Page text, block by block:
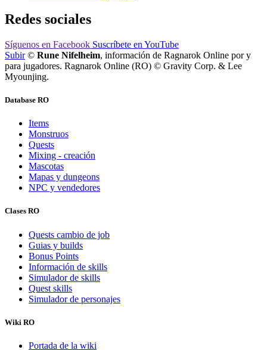
Redes sociales
Síguenos en Facebook Suscríbete en YouTube
Subir© Rune Nifelheim, información de Ragnarok Online por y
para jugadores. Ragnarok Online (RO) © Gravity Corp. & Lee
Myounjing.
Database RO
Items
Monstruos
Quests
Mixing - creación
Mascotas
Mapas y dungeons
NPC y vendedores
Clases RO
Quests cambio de job
Guias y builds
Bonus Points
Información de skills
Simulador de skills
Quest skills
Simulador de personajes
Wiki RO
Portada de la wiki